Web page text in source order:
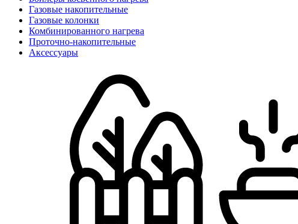
Газовые накопительные
Газовые колонки
Комбинированного нагрева
Проточно-накопительные
Аксессуары